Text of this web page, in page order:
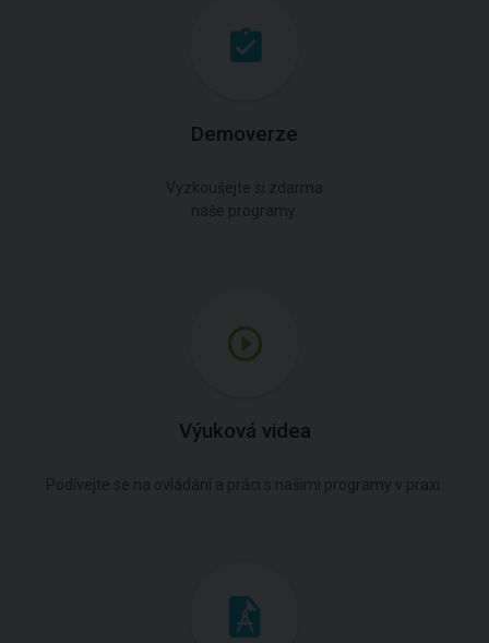
Demoverze
Vyzkoušejte si zdarma
naše programy.
Výuková videa
Podívejte se na ovládání a práci s našimi programy v praxi.